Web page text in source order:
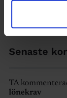
Senaste
TA
lönekrav